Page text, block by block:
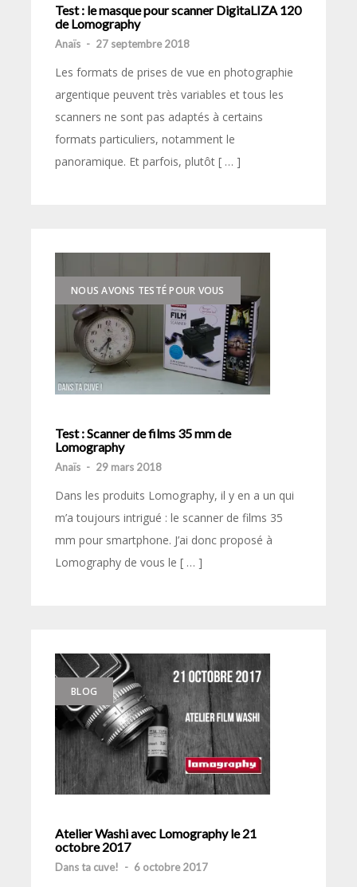
Test : le masque pour scanner DigitaLIZA 120
de Lomography
Anaïs - 27 septembre 2018
Les formats de prises de vue en photographie
argentique peuvent très variables et tous les
scanners ne sont pas adaptés à certains
formats particuliers, notamment le
panoramique. Et parfois, plutôt [ … ]
NOUS AVONS TESTÉ POUR VOUS
Test : Scanner de films 35 mm de
Lomography
Anaïs - 29 mars 2018
Dans les produits Lomography, il y en a un qui
m’a toujours intrigué : le scanner de films 35
mm pour smartphone. J’ai donc proposé à
Lomography de vous le [ … ]
BLOG
Atelier Washi avec Lomography le 21
octobre 2017
Dans ta cuve! - 6 octobre 2017